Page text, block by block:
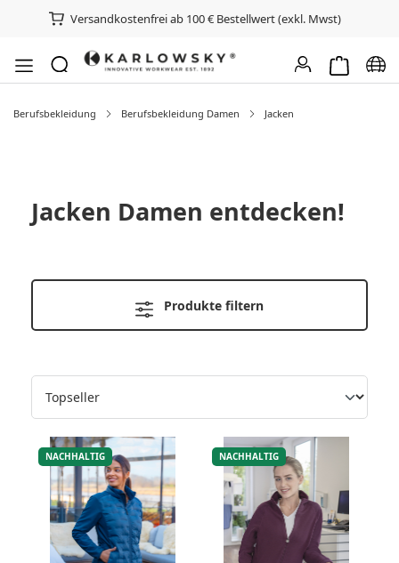
Versandkostenfrei ab 100 € Bestellwert (exkl. Mwst)
Berufsbekleidung Berufsbekleidung Damen Jacken
Jacken Damen entdecken!
Produkte filtern
NACHHALTIG NACHHALTIG